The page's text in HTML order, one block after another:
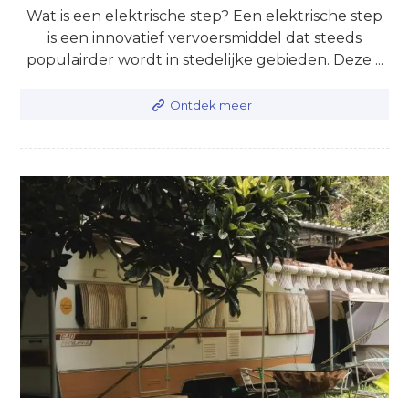
Wat is een elektrische step? Een elektrische step
is een innovatief vervoersmiddel dat steeds
populairder wordt in stedelijke gebieden. Deze ...
Ontdek meer